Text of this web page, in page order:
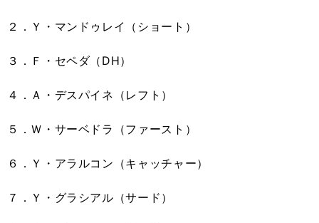
２．Ｙ・マンドゥレイ（ショート）
３．Ｆ・セペダ（DH）
４．Ａ・デスパイネ（レフト）
５．Ｗ・サーベドラ（ファースト）
６．Ｙ・アラルコン（キャッチャー）
７．Ｙ・グラシアル（サード）